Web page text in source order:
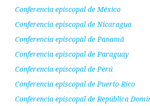
Conferencia episcopal de México
Conferencia episcopal de Nicaragua
Conferencia episcopal de Panamá
Conferencia episcopal de Paraguay
Conferencia episcopal de Perú
Conferencia episcopal de Puerto Rico
Conferencia episcopal de República